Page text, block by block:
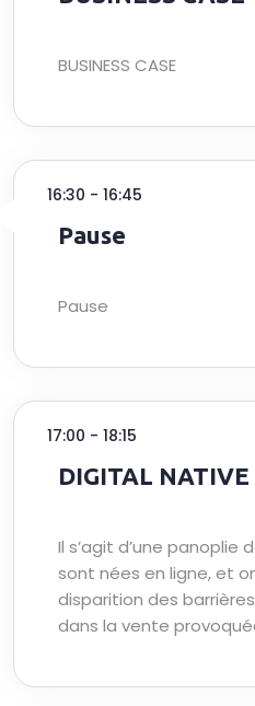
leur survie en dépend.
transformation digitale
BUSINESS CASE
16:30 - 16:45
Pause
Pause
17:00 - 18:15
DIGITAL
Il s’agit d’une panoplie
sont nées en ligne, et
disparition des
dans la vente